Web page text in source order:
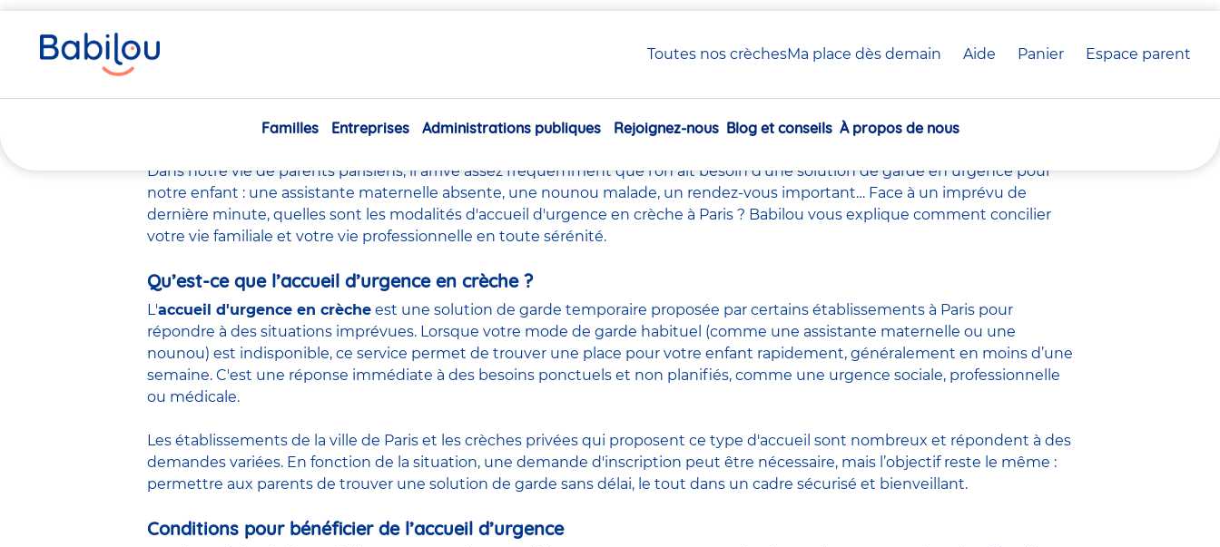
Toutes nos crèchesMa place dès demain Aide Panier crèche(s)
Espace parent
Navigation
Familles Entreprises Administrations publiques Rejoignez-nous Blog et conseils À propos de nous
êtes
ici
fonctionne ?
Dans notre vie de parents parisiens, il arrive assez fréquemment que l’on ait besoin d’une solution de garde en urgence pour
notre enfant : une assistante maternelle absente, une nounou malade, un rendez-vous important… Face à un imprévu de
dernière minute, quelles sont les modalités d'accueil d'urgence en crèche à Paris ? Babilou vous explique comment concilier
votre vie familiale et votre vie professionnelle en toute sérénité.
Qu’est-ce que l’accueil d’urgence en crèche ?
L'accueil d'urgence en crèche est une solution de garde temporaire proposée par certains établissements à Paris pour
répondre à des situations imprévues. Lorsque votre mode de garde habituel (comme une assistante maternelle ou une
nounou) est indisponible, ce service permet de trouver une place pour votre enfant rapidement, généralement en moins d’une
semaine. C'est une réponse immédiate à des besoins ponctuels et non planifiés, comme une urgence sociale, professionnelle
ou médicale.
Les établissements de la ville de Paris et les crèches privées qui proposent ce type d'accueil sont nombreux et répondent à des
demandes variées. En fonction de la situation, une demande d'inscription peut être nécessaire, mais l’objectif reste le même :
permettre aux parents de trouver une solution de garde sans délai, le tout dans un cadre sécurisé et bienveillant.
Conditions pour bénéficier de l’accueil d’urgence